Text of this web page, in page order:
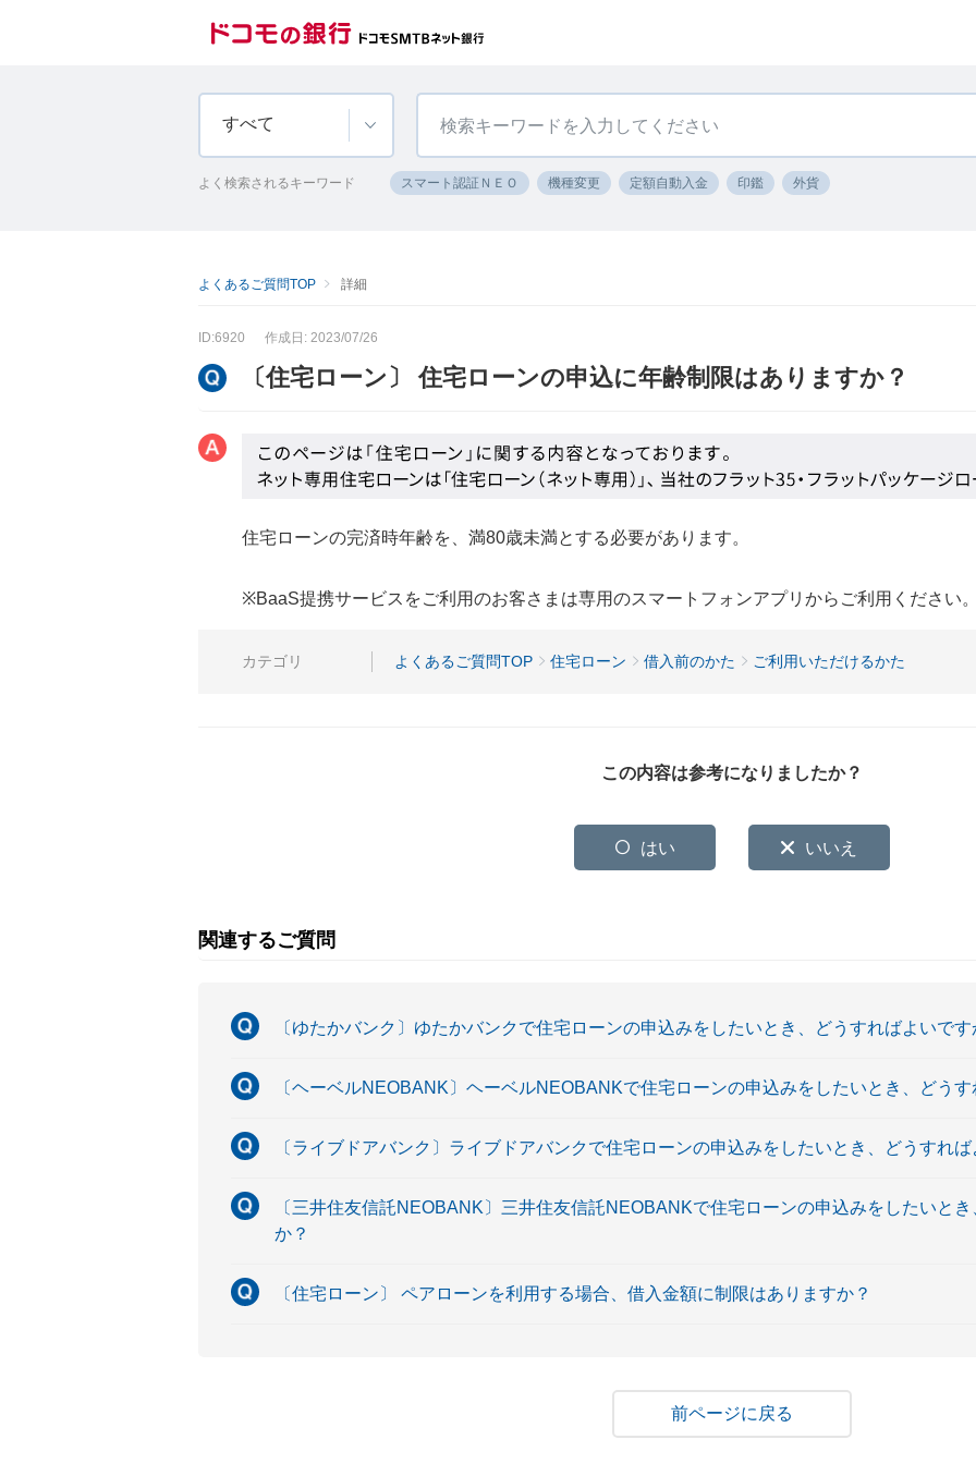
すべて
よく検索されるキーワード スマート認証ＮＥＯ 機種変更 定額自動入金 印鑑 外貨
よくあるご質問TOP 詳細
ID:6920 作成日: 2023/07/26
〔住宅ローン〕 住宅ローンの申込に年齢制限はありますか？
住宅ローンの完済時年齢を、満80歳未満とする必要があります。
※BaaS提携サービスをご利用のお客さまは専用のスマートフォンアプリからご利用ください
カテゴリ よくあるご質問TOP 住宅ローン 借入前のかた ご利用いただけるかた
この内容は参考になりましたか？
はい いいえ
関連するご質問
〔ゆたかバンク〕ゆたかバンクで住宅ローンの申込みをしたいとき、どうすればよいです
〔ヘーベルNEOBANK〕ヘーベルNEOBANKで住宅ローンの申込みをしたいとき、どう
〔ライブドアバンク〕ライブドアバンクで住宅ローンの申込みをしたいとき、どうすれ
〔三井住友信託NEOBANK〕三井住友信託NEOBANKで住宅ローンの申込みをしたいと
か？
〔住宅ローン〕 ペアローンを利用する場合、借入金額に制限はありますか？
戻る